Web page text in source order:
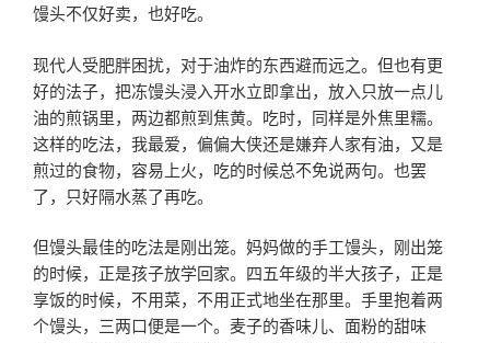
馒头不仅好卖，也好吃。
现代人受肥胖困扰，对于油炸的东西避而远之。但也有更
好的法子，把冻馒头浸入开水立即拿出，放入只放一点儿
油的煎锅里，两边都煎到焦黄。吃时，同样是外焦里糯。
这样的吃法，我最爱，偏偏大侠还是嫌弃人家有油，又是
煎过的食物，容易上火，吃的时候总不免说两句。也罢
了，只好隔水蒸了再吃。
但馒头最佳的吃法是刚出笼。妈妈做的手工馒头，刚出笼
的时候，正是孩子放学回家。四五年级的半大孩子，正是
享饭的时候，不用菜，不用正式地坐在那里。手里抱着两
个馒头，三两口便是一个。麦子的香味儿、面粉的甜味